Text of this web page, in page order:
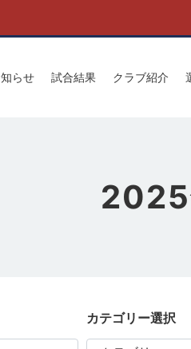
らせ 試合結果 クラブ紹介
カテゴリー選択